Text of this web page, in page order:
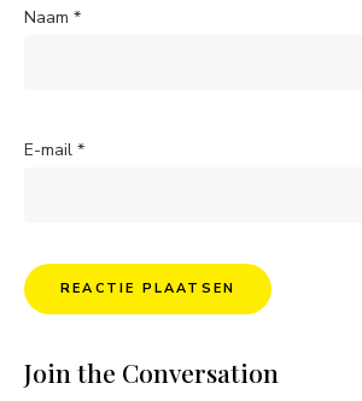
Naam *
E-mail *
Join the Conversation